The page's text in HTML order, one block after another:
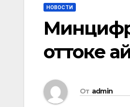
НОВОСТИ
оттоке
От admin